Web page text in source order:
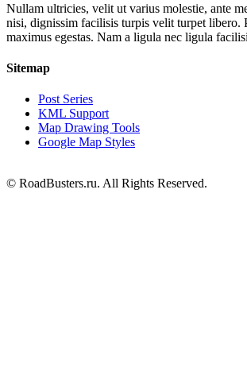
Nullam ultricies, velit ut varius molestie, ante
nisi, dignissim facilisis turpis velit turpet libero.
maximus egestas. Nam a ligula nec ligula
Sitemap
Post Series
KML Support
Map Drawing Tools
Google Map Styles
© RoadBusters.ru. All Rights Reserved.